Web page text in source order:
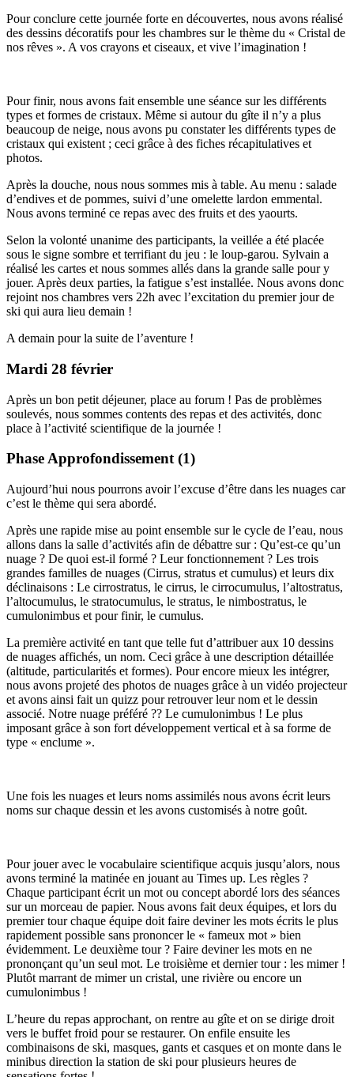
Pour conclure cette journée forte en découvertes, nous avons réalisé
des dessins décoratifs pour les chambres sur le thème du « Cristal de
nos rêves ». A vos crayons et ciseaux, et vive l’imagination !
Pour finir, nous avons fait ensemble une séance sur les différents
types et formes de cristaux. Même si autour du gîte il n’y a plus
beaucoup de neige, nous avons pu constater les différents types de
cristaux qui existent ; ceci grâce à des fiches récapitulatives et
photos.
Après la douche, nous nous sommes mis à table. Au menu : salade
d’endives et de pommes, suivi d’une omelette lardon emmental.
Nous avons terminé ce repas avec des fruits et des yaourts.
Selon la volonté unanime des participants, la veillée a été placée
sous le signe sombre et terrifiant du jeu : le loup-garou. Sylvain a
réalisé les cartes et nous sommes allés dans la grande salle pour y
jouer. Après deux parties, la fatigue s’est installée. Nous avons donc
rejoint nos chambres vers 22h avec l’excitation du premier jour de
ski qui aura lieu demain !
A demain pour la suite de l’aventure !
Mardi 28 février
Après un bon petit déjeuner, place au forum ! Pas de problèmes
soulevés, nous sommes contents des repas et des activités, donc
place à l’activité scientifique de la journée !
Phase Approfondissement (1)
Aujourd’hui nous pourrons avoir l’excuse d’être dans les nuages car
c’est le thème qui sera abordé.
Après une rapide mise au point ensemble sur le cycle de l’eau, nous
allons dans la salle d’activités afin de débattre sur : Qu’est-ce qu’un
nuage ? De quoi est-il formé ? Leur fonctionnement ? Les trois
grandes familles de nuages (Cirrus, stratus et cumulus) et leurs dix
déclinaisons : Le cirrostratus, le cirrus, le cirrocumulus, l’altostratus,
l’altocumulus, le stratocumulus, le stratus, le nimbostratus, le
cumulonimbus et pour finir, le cumulus.
La première activité en tant que telle fut d’attribuer aux 10 dessins
de nuages affichés, un nom. Ceci grâce à une description détaillée
(altitude, particularités et formes). Pour encore mieux les intégrer,
nous avons projeté des photos de nuages grâce à un vidéo projecteur
et avons ainsi fait un quizz pour retrouver leur nom et le dessin
associé. Notre nuage préféré ?? Le cumulonimbus ! Le plus
imposant grâce à son fort développement vertical et à sa forme de
type « enclume ».
Une fois les nuages et leurs noms assimilés nous avons écrit leurs
noms sur chaque dessin et les avons customisés à notre goût.
Pour jouer avec le vocabulaire scientifique acquis jusqu’alors, nous
avons terminé la matinée en jouant au Times up. Les règles ?
Chaque participant écrit un mot ou concept abordé lors des séances
sur un morceau de papier. Nous avons fait deux équipes, et lors du
premier tour chaque équipe doit faire deviner les mots écrits le plus
rapidement possible sans prononcer le « fameux mot » bien
évidemment. Le deuxième tour ? Faire deviner les mots en ne
prononçant qu’un seul mot. Le troisième et dernier tour : les mimer !
Plutôt marrant de mimer un cristal, une rivière ou encore un
cumulonimbus !
L’heure du repas approchant, on rentre au gîte et on se dirige droit
vers le buffet froid pour se restaurer. On enfile ensuite les
combinaisons de ski, masques, gants et casques et on monte dans le
minibus direction la station de ski pour plusieurs heures de